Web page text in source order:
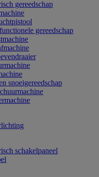
gereedschap
gereedschap
snoeigereedschap
schakelpaneel